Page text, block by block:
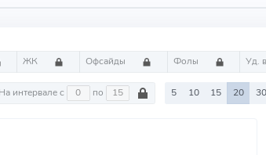
ЖК Офсайды Фолы Уд.
На интервале с по 5 10 15 20 30